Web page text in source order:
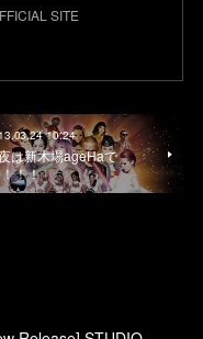
SITE
10:24
は新木場ageHaで
！！